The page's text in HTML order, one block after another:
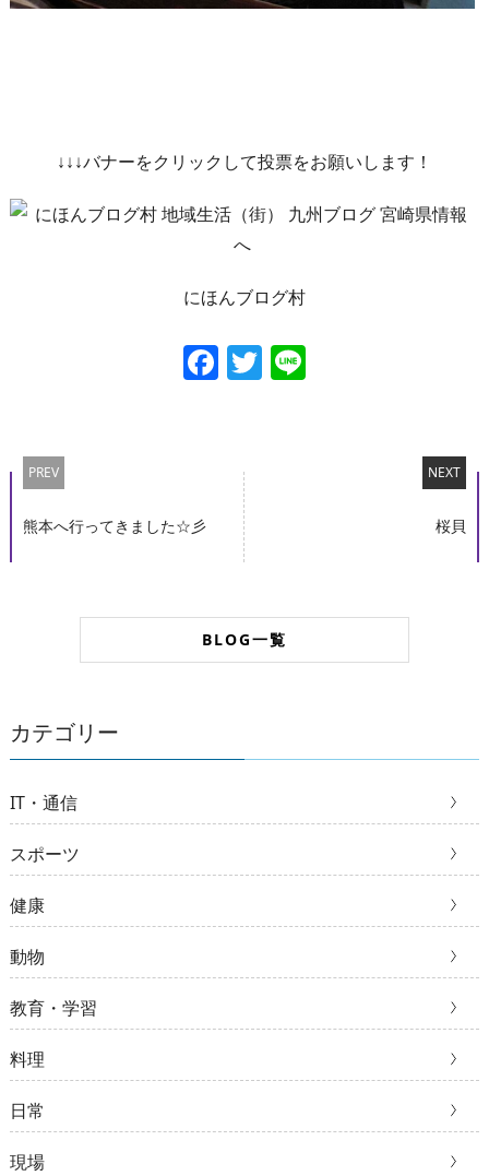
↓↓↓バナーをクリックして投票をお願いします！
にほんブログ村
Facebook
Twitter
Line
PREV
熊本へ行ってきました☆彡
NEXT
桜貝
BLOG一覧
カテゴリー
IT・通信
スポーツ
健康
動物
教育・学習
料理
日常
現場